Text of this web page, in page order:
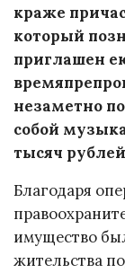
краже
который
приглашен
незаметно
собой
тысяч
Благодаря
имущество
жительства